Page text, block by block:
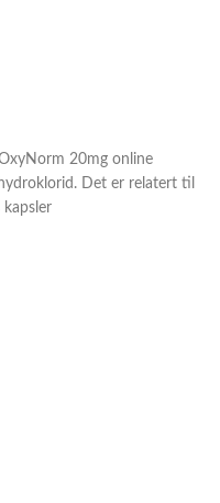
20mg online
Det er relatert til